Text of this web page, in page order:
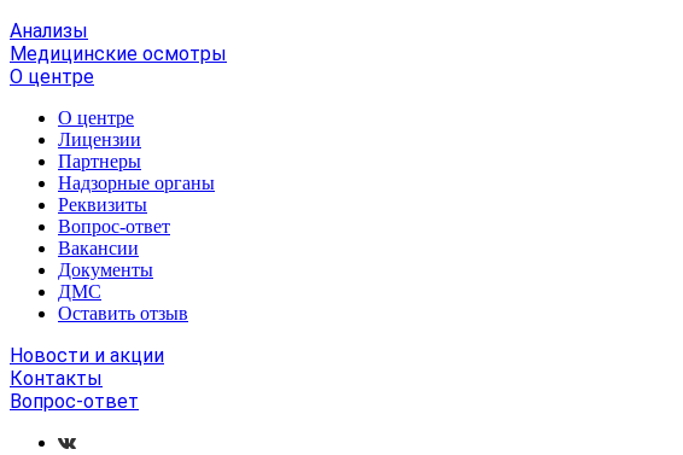
Анализы
Медицинские осмотры
О центре
О центре
Лицензии
Партнеры
Надзорные органы
Реквизиты
Вопрос-ответ
Вакансии
Документы
ДМС
Оставить отзыв
Новости и акции
Контакты
Вопрос-ответ